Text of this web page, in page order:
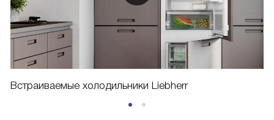
Встраиваемые холодильники Liebherr